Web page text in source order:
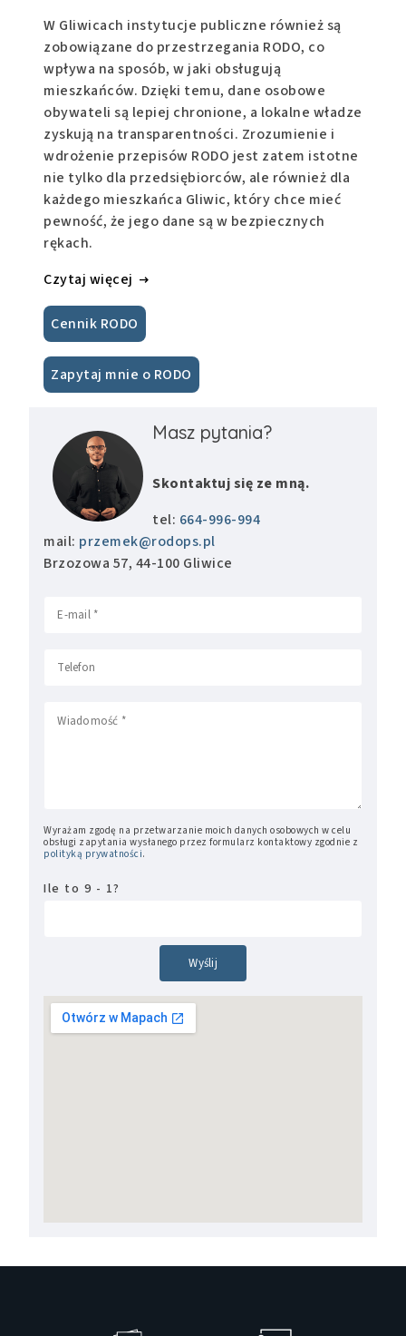
W Gliwicach instytucje publiczne również są
zobowiązane do przestrzegania RODO, co
wpływa na sposób, w jaki obsługują
mieszkańców. Dzięki temu, dane osobowe
obywateli są lepiej chronione, a lokalne władze
zyskują na transparentności. Zrozumienie i
wdrożenie przepisów RODO jest zatem istotne
nie tylko dla przedsiębiorców, ale również dla
każdego mieszkańca Gliwic, który chce mieć
pewność, że jego dane są w bezpiecznych
rękach.
Czytaj więcej
Cennik RODO
Zapytaj mnie o RODO
Masz pytania?
Skontaktuj się ze mną.
tel: 664-996-994
mail: przemek@rodops.pl
Brzozowa 57, 44-100 Gliwice
Wyrażam zgodę na przetwarzanie moich danych osobowych w celu
obsługi zapytania wysłanego przez formularz kontaktowy zgodnie z
polityką prywatności.
Ile to 9 - 1?